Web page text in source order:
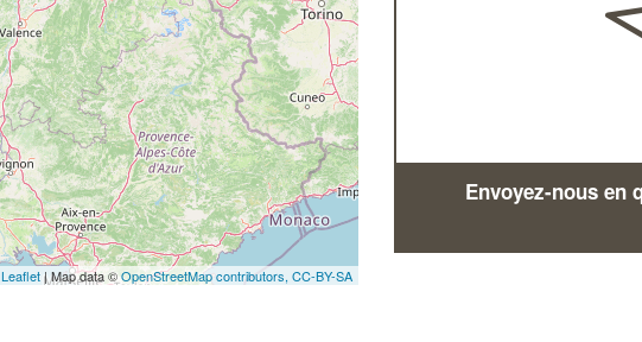
Leaflet| Map data ©OpenStreetMap contributors, CC-BY-SA
Envoyez-nous en